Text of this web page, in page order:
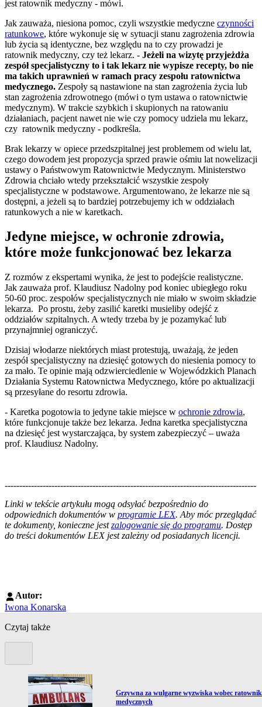
jest ratownik medyczny - mówi.
Jak zauważa, niesiona pomoc, czyli wszystkie medyczne czynności
ratunkowe, które wykonuje się w sytuacji stanu zagrożenia zdrowia
lub życia są identyczne, bez względu na to czy prowadzi je
ratownik medyczny, czy też lekarz. - Jeżeli na wizytę przyjeżdża
zespół specjalistyczny to i tak lekarz nie wypisze recepty, bo nie
ma takich uprawnień w ramach pracy zespołu ratownictwa
medycznego. Zespoły są nastawione na stan zagrożenia życia lub
stan zagrożenia zdrowotnego (mówi o tym ustawa o ratownictwie
medycznym). W trakcie szybkich i skupionych na ratowaniu
działaniach, pacjent nawet nie wie czy pomocy udziela mu lekarz,
czy ratownik medyczny - podkreśla.
Brak lekarzy w opiece przedszpitalnej jest problemem od wielu lat,
czego dowodem jest propozycja sprzed prawie ośmiu lat nowelizacji
ustawy o Państwowym Ratownictwie Medycznym. Ministerstwo
Zdrowia chciało wtedy przekształcić wszystkie zespoły
specjalistyczne w podstawowe. Argumentowano, że lekarze nie są
dostępni, a jeżeli są to bardziej potrzebujemy ich w oddziałach
ratunkowych a nie w karetkach.
Jedyne miejsce, w ochronie zdrowia,
które może funkcjonować bez lekarza
Z rozmów z ekspertami wynika, że jest to podejście realistyczne.
Jak zauważa prof. Klaudiusz Nadolny pod koniec ubiegłego roku
50-60 proc. zespołów specjalistycznych nie miało w swoim składzie
lekarza. Po prostu, żeby zasilić karetki musieliby odejść z
oddziałów szpitalnych. A wtedy trzeba by je pozamykać lub
przynajmniej ograniczyć.
Dzisiaj włodarze niektórych miast protestują, uważają, że jeden
zespół specjalistyczny na dziesięć gotowych do niesienia pomocy to
za mało. Te opinie mają odzwierciedlenie w Wojewódzkich Planach
Działania Systemu Ratownictwa Medycznego, które po aktualizacji
są przesyłane do resortu zdrowia.
- Karetka pogotowia to jedyne takie miejsce w ochronie zdrowia,
które funkcjonuje także bez lekarza. Jedna karetka specjalistyczna
na dziesięć jest wystarczająca, by system zabezpieczyć – uważa
prof. Klaudiusz Nadolny.
--------------------------------------------------------------------------------------
Linki w tekście artykułu mogą odsyłać bezpośrednio do
odpowiednich dokumentów w programie LEX. Aby móc przeglądać
te dokumenty, konieczne jestzalogowanie się do programu. Dostęp
do treści dokumentów LEX jest zależny od posiadanych licencji.
Autor:
Iwona Konarska
Czytaj także
Przejdź do artykułu:
Grzywna za wulgarne wyzwiska wobec
medycznych